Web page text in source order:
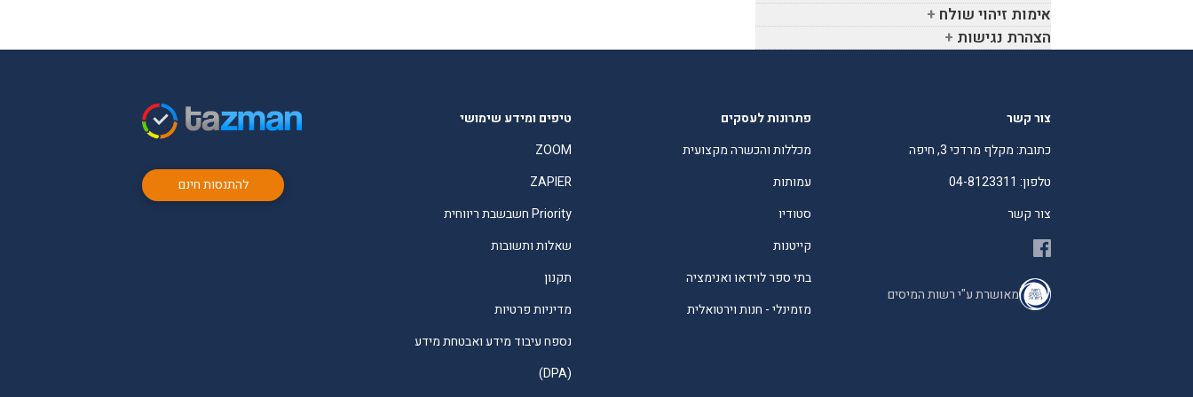
אימות זיהוי שולח
הצהרת נגישות
צור קשר
כתובת: מקלף מרדכי 3, חיפה
טלפון: 04-8123311
צור קשר
מאושרת ע"י רשות המיסים
פתרונות לעסקים
מכללות והכשרה מקצועית
עמותות
סטודיו
קייטנות
בתי ספר לוידאו ואנימציה
מזמינלי - חנות וירטואלית
טיפים ומידע שימושי
ZOOM
ZAPIER
Priority חשבשבת ריווחית
שאלות ותשובות
תקנון
מדיניות פרטיות
נספח עיבוד מידע ואבטחת מידע
(DPA)
להתנסות חינם